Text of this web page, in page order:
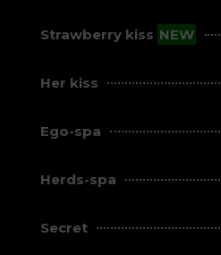
Strawberry kiss NEW
Her kiss
Ego-spa
Herds-spa
Secret